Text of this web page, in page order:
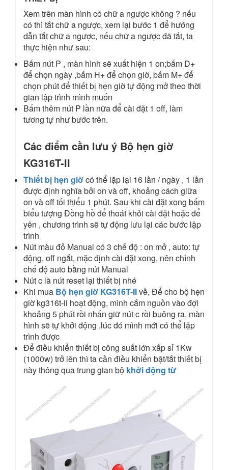
Xem trên màn hình có chữ a ngược không ? nếu
có thì tắt chữ a ngược, xem lại bước 1 để hướng
dẫn tắt chữ a ngược, nếu chữ a ngược đã tắt, ta
thực hiện như sau:
Bấm nút P , màn hình sẽ xuất hiện 1 on;bấm D+
để chọn ngày ,bấm H+ để chọn giờ, bấm M+ để
chọn phút để thiết bị hẹn giờ tự động mở theo thời
gian lập trình mình muốn
Bấm thêm nút P lần nữa để cài đặt 1 off, làm
tương tự như bước trên.
Các điểm cần lưu ý Bộ hẹn giờ
KG316T-II
Thiết bị hẹn giờcó thể lặp lại 16 lần / ngày , 1 lần
được định nghĩa bởi on và off, khoảng cách giữa
on và off tối thiểu 1 phút. Sau khi cài đặt xong bấm
biểu tượng Đồng hồ để thoát khỏi cài đặt hoặc để
yên , chương trình sẽ tự động lưu lại các bước lập
trình
Nút màu đỏ Manual có 3 chế độ : on mở , auto: tự
động, off ngắt, mặc định cài đặt xong, nên chỉnh
chế độ auto bằng nút Manual
Nút c là nút reset lại thiết bị nhé
Khi mua Bộ hẹn giờ KG316T-IIvề, Để cho bộ hẹn
giờ kg316t-ii hoạt động, mình cắm nguồn vào đợi
khoảng 5 phút rồi nhấn giữ nút c rồi buông ra, màn
hình sẽ tự khởi động ,lúc đó mình mới có thể lặp
trình được
Để điều khiển thiết bị công suất lớn xấp sỉ 1Kw
(1000w) trở lên thì ta cần điều khiển bật/tắt thiết bị
này thông qua trung gian bộ khởi động từ